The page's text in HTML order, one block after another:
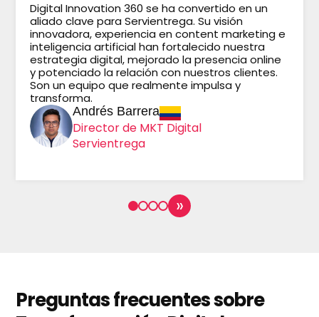
Digital Innovation 360 se ha convertido en un
aliado clave para Servientrega. Su visión
innovadora, experiencia en content marketing e
inteligencia artificial han fortalecido nuestra
estrategia digital, mejorado la presencia online
y potenciado la relación con nuestros clientes.
Son un equipo que realmente impulsa y
transforma.
Andrés Barrera
Director de MKT Digital
Servientrega
»
Preguntas frecuentes sobre